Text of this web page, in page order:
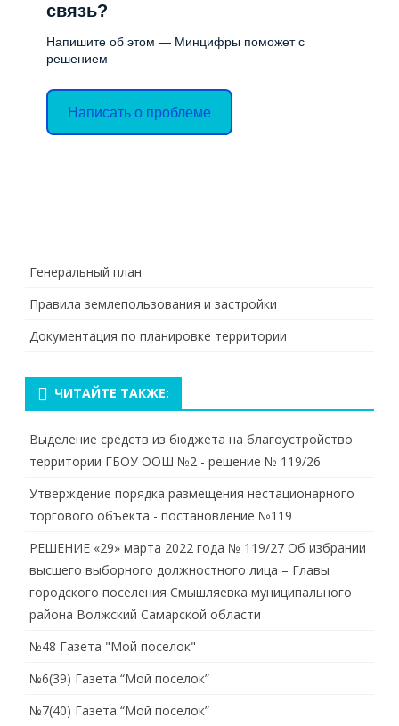
связь?
Напишите об этом — Минцифры поможет с
решением
Написать о проблеме
Генеральный план
Правила землепользования и застройки
Документация по планировке территории
ЧИТАЙТЕ ТАКЖЕ:
Выделение средств из бюджета на благоустройство
территории ГБОУ ООШ №2 - решение № 119/26
Утверждение порядка размещения нестационарного
торгового объекта - постановление №119
РЕШЕНИЕ «29» марта 2022 года № 119/27 Об избрании
высшего выборного должностного лица – Главы
городского поселения Смышляевка муниципального
района Волжский Самарской области
№48 Газета "Мой поселок"
№6(39) Газета “Мой поселок”
№7(40) Газета “Мой поселок”